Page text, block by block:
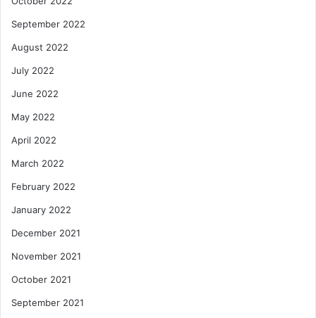
September 2022
August 2022
July 2022
June 2022
May 2022
April 2022
March 2022
February 2022
January 2022
December 2021
November 2021
October 2021
September 2021